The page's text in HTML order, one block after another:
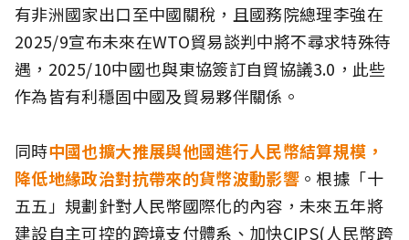
有非洲國家出口至中國關稅，且國務院總理李強在
2025/9宣布未來在WTO貿易談判中將不尋求特殊待
遇，2025/10中國也與東協簽訂自貿協議3.0，此些
作為皆有利穩固中國及貿易夥伴關係。
同時中國也擴大推展與他國進行人民幣結算規模，
降低地緣政治對抗帶來的貨幣波動影響 。根據「十
五五」規劃針對人民幣國際化的內容，未來五年將
建設自主可控的跨境支付體系、加快CIPS(人民幣跨